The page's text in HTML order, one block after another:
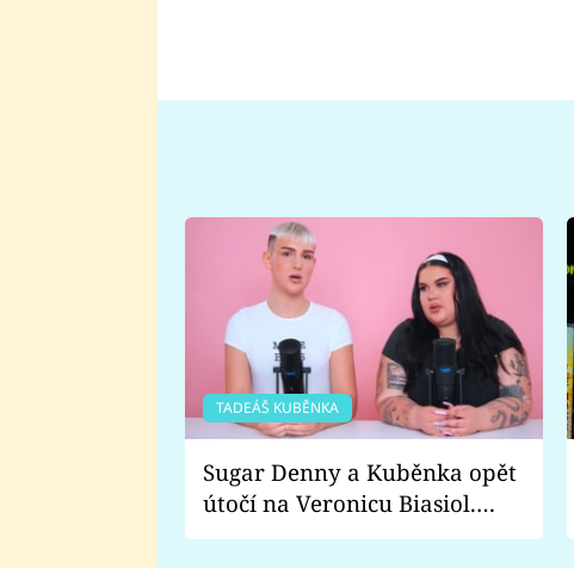
TADEÁŠ KUBĚNKA
Sugar Denny a Kuběnka opět
útočí na Veronicu Biasiol.
Proč je podle nich falešná a